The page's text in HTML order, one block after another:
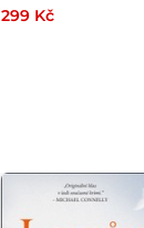
299 Kč